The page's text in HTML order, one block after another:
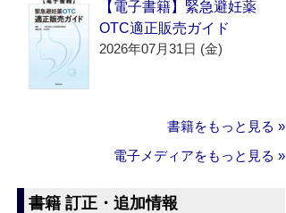
【電子書籍】緊急避妊薬
OTC適正販売ガイド
2026年07月31日 (金)
書籍をもっと見る »
電子メディアをもっと見る »
書籍 訂正・追加情報